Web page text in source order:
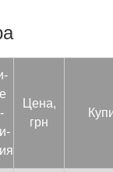
Цена,
грн